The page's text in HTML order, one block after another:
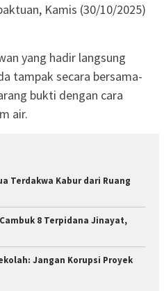
Kamis (30/10/2025)
yang hadir langsung
tampak secara bersama-
bukti dengan cara
air.
Terdakwa Kabur dari Ruang
8 Terpidana Jinayat,
Jangan Korupsi Proyek